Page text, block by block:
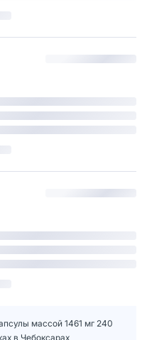
массой 1461 мг 240
в Чебоксарах